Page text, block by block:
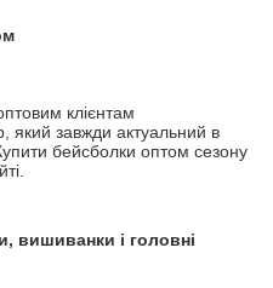
клієнтам
який завжди актуальний в
бейсболки оптом сезону
вишиванки і головні